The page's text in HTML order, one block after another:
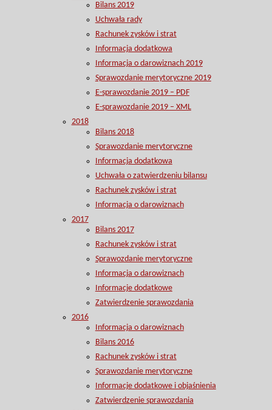
Bilans 2019
Uchwała rady
Rachunek zysków i strat
Informacja dodatkowa
Informacja o darowiznach 2019
Sprawozdanie merytoryczne 2019
E-sprawozdanie 2019 – PDF
E-sprawozdanie 2019 – XML
2018
Bilans 2018
Sprawozdanie merytoryczne
Informacja dodatkowa
Uchwała o zatwierdzeniu bilansu
Rachunek zysków i strat
Informacja o darowiznach
2017
Bilans 2017
Rachunek zysków i strat
Sprawozdanie merytoryczne
Informacja o darowiznach
Informacje dodatkowe
Zatwierdzenie sprawozdania
2016
Informacja o darowiznach
Bilans 2016
Rachunek zysków i strat
Sprawozdanie merytoryczne
Informacje dodatkowe i objaśnienia
Zatwierdzenie sprawozdania